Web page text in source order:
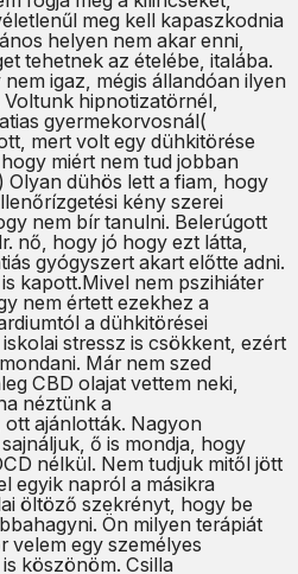
meg kell kapaszkodnia
helyen nem akar enni,
tehetnek az ételébe, italába.
igaz, mégis állandóan ilyen
hipnotizatörnél,
gyermekorvosnál(
mert volt egy dühkitörése
miért nem tud jobban
Olyan dühös lett a fiam, hogy
kény szerei
nem bír tanulni. Belerúgott
nő, hogy jó hogy ezt látta,
gyógyszert akart előtte adni.
kapott.Mivel nem pszihiáter
nem értett ezekhez a
a dühkitörései
stressz is csökkent, ezért
Már nem szed
CBD olajat vettem neki,
néztünk a
ajánlották. Nagyon
ő is mondja, hogy
nélkül. Nem tudjuk mitől jött
egyik napról a másikra
öltöző szekrényt, hogy be
Ön milyen terápiát
velem egy személyes
köszönöm. Csilla